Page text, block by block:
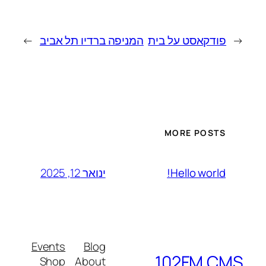
← פודקאסט על בית המניפה ברדיו תל אביב →
MORE POSTS
Hello world! ינואר 12, 2025
Blog
About
Events
Shop